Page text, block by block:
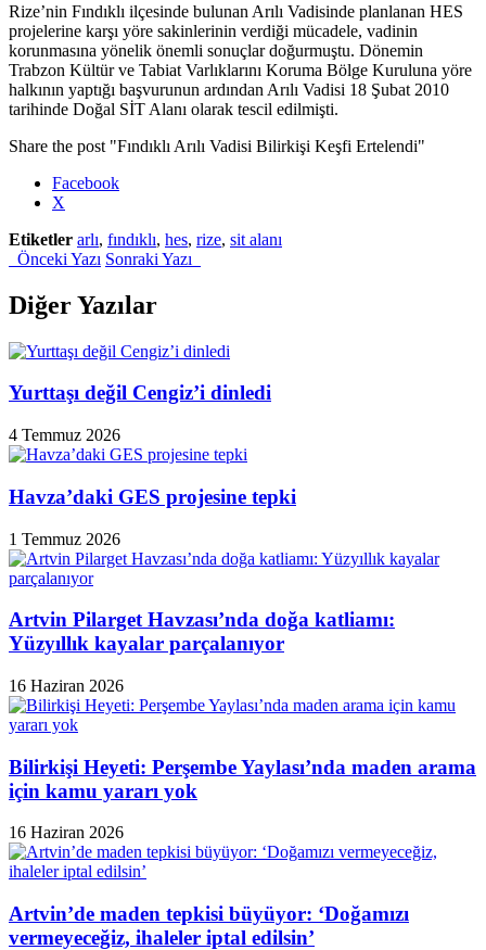
Rize’nin Fındıklı ilçesinde bulunan Arılı Vadisinde planlanan HES
projelerine karşı yöre sakinlerinin verdiği mücadele, vadinin
korunmasına yönelik önemli sonuçlar doğurmuştu. Dönemin
Trabzon Kültür ve Tabiat Varlıklarını Koruma Bölge Kuruluna yöre
halkının yaptığı başvurunun ardından Arılı Vadisi 18 Şubat 2010
tarihinde Doğal SİT Alanı olarak tescil edilmişti.
Share the post "Fındıklı Arılı Vadisi Bilirkişi Keşfi Ertelendi"
Facebook
X
Etiketler arlı, fındıklı, hes, rize, sit alanı
Önceki Yazı Sonraki Yazı
Diğer Yazılar
Yurttaşı değil Cengiz’i dinledi
4 Temmuz 2026
Havza’daki GES projesine tepki
1 Temmuz 2026
Artvin Pilarget Havzası’nda doğa katliamı:
Yüzyıllık kayalar parçalanıyor
16 Haziran 2026
Bilirkişi Heyeti: Perşembe Yaylası’nda maden arama
için kamu yararı yok
16 Haziran 2026
Artvin’de maden tepkisi büyüyor: ‘Doğamızı
vermeyeceğiz, ihaleler iptal edilsin’